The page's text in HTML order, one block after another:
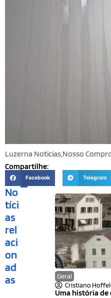
Luzerna Noticias,Nosso
Compartilhe:
Facebook Telegram
No
tíci
as
rel
aci
on
ad
as
Geral
Cristiano
Uma história de